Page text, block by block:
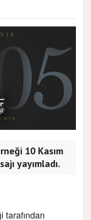
10 Kasım
yayımladı.
tarafından